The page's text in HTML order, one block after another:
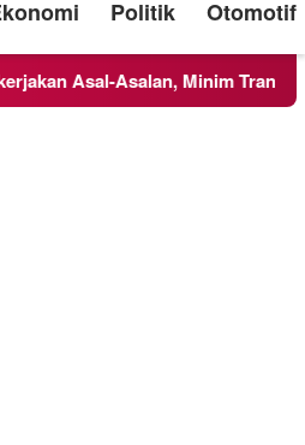
Politik Otomotif
Asalan, Minim Transparansi,